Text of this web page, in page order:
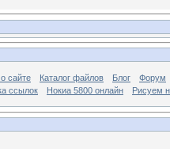
сайте Каталог файлов Блог
Форум
ссылок Нокиа 5800 онлайн Рисуем